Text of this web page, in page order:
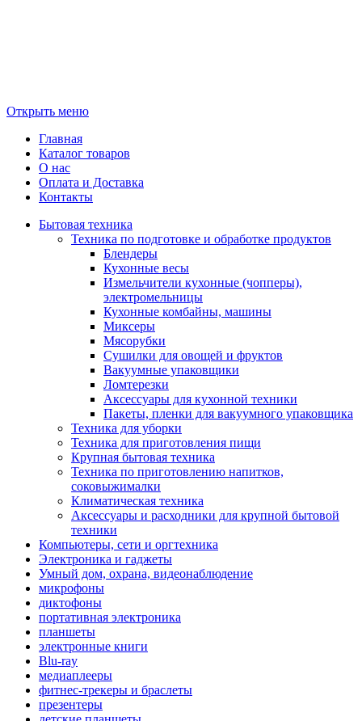
Открыть меню
Главная
Каталог товаров
О нас
Оплата и Доставка
Контакты
Бытовая техника
Техника по подготовке и обработке продуктов
Блендеры
Кухонные весы
Измельчители кухонные (чопперы),
электромельницы
Кухонные комбайны, машины
Миксеры
Мясорубки
Сушилки для овощей и фруктов
Вакуумные упаковщики
Ломтерезки
Аксессуары для кухонной техники
Пакеты, пленки для вакуумного упаковщика
Техника для уборки
Техника для приготовления пищи
Крупная бытовая техника
Техника по приготовлению напитков,
соковыжималки
Климатическая техника
Аксессуары и расходники для крупной бытовой
техники
Компьютеры, сети и оргтехника
Электроника и гаджеты
Умный дом, охрана, видеонаблюдение
микрофоны
диктофоны
портативная электроника
планшеты
электронные книги
Blu-ray
медиаплееры
фитнес-трекеры и браслеты
презентеры